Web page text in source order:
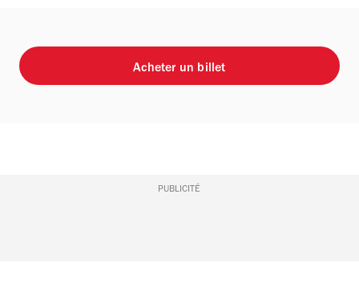
Acheter un billet
PUBLICITÉ